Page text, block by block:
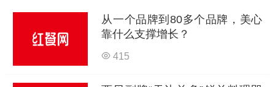
从一个品牌到80多个品牌，美心
靠什么支撑增长？
415